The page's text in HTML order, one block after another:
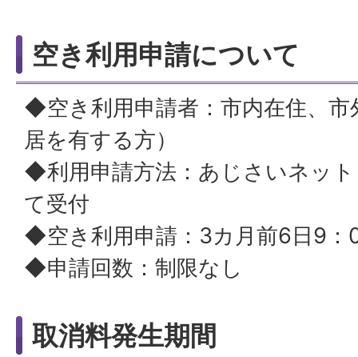
空き利用申請について
◆空き利用申請者：市内在住、市
居を有する方）
◆利用申請方法：あじさいネッ
て受付
◆空き利用申請：3カ月前6日9：
◆申請回数：制限なし
取消料発生期間